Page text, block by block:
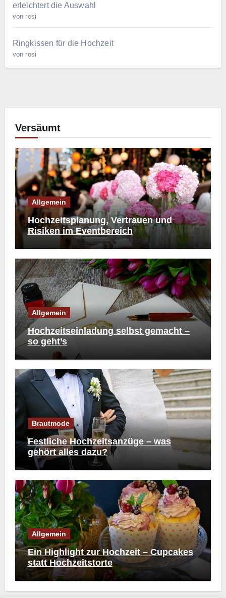
erleichtert die Auswahl
von rosi
Ringkissen für die Hochzeit
von rosi
Versäumt
Allgemein
Hochzeitsplanung, Vertrauen und
Risiken im Eventbereich
Allgemein
Hochzeitseinladung selbst gemacht –
so geht’s
Brautmode
Festliche Hochzeitsanzüge – was
gehört alles dazu?
Allgemein
Ein Highlight zur Hochzeit – Cupcakes
statt Hochzeitstorte